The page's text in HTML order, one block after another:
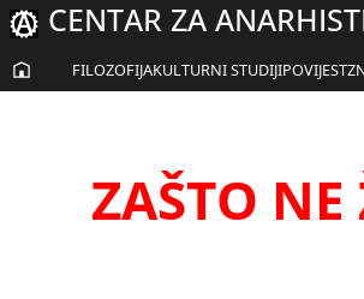
Skoči
do
sadržaja
CENTAR ZA
FILOZOFIJAKULTURNI STUDIJIPOVIJEST
ZAŠTO